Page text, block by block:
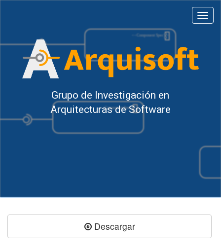
Grupo de Investigación en
Arquitecturas de Software
Descargar